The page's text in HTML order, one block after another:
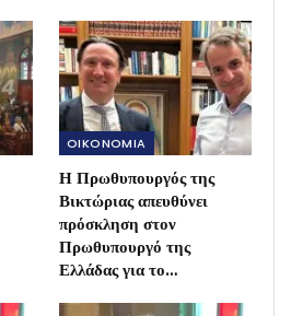
OIKONOMIA
Η Πρωθυπουργός της
Βικτώριας απευθύνει
πρόσκληση στον
Πρωθυπουργό της
Ελλάδας για το…